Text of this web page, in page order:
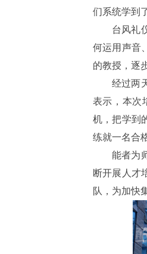
们系统学到
台风礼
何运用声音
的教授，逐
经过两
表示，本次
机，把学到
练就一名合
能者为
断开展人才
队，为加快